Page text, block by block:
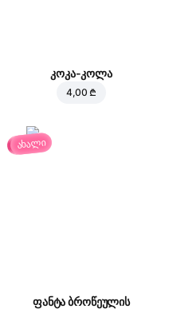
კოკა-კოლა
4,00 ₾
ახალი
ფანტა ბროწეულის